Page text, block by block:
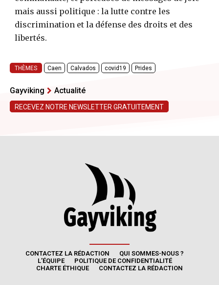
CONTACTEZ LA RÉDACTION
QUI SOMMES-NOUS ?
L’ÉQUIPE
POLITIQUE DE CONFIDENTIALITÉ
CHARTE ÉTHIQUE
CONTACTEZ LA RÉDACTION